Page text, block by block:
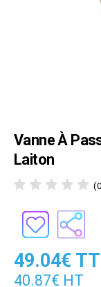
Vanne À
Laiton
49.04€
40.87€ HT